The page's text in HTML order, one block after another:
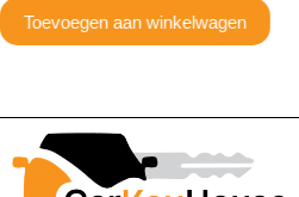
Toevoegen aan winkelwagen